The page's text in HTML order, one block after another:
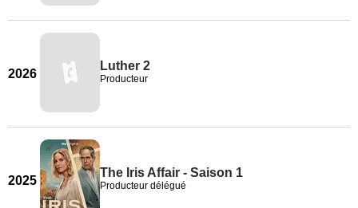
2026
Luther 2
Producteur
2025
The Iris Affair - Saison 1
Producteur délégué